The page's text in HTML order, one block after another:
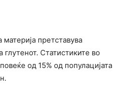
материја претставува
Статистиките во
од 15% од популацијата